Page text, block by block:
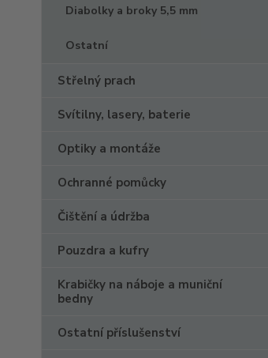
Diabolky a broky 5,5 mm
Ostatní
Střelný prach
Svítilny, lasery, baterie
Optiky a montáže
Ochranné pomůcky
Čištění a údržba
Pouzdra a kufry
Krabičky na náboje a muniční
bedny
Ostatní příslušenství